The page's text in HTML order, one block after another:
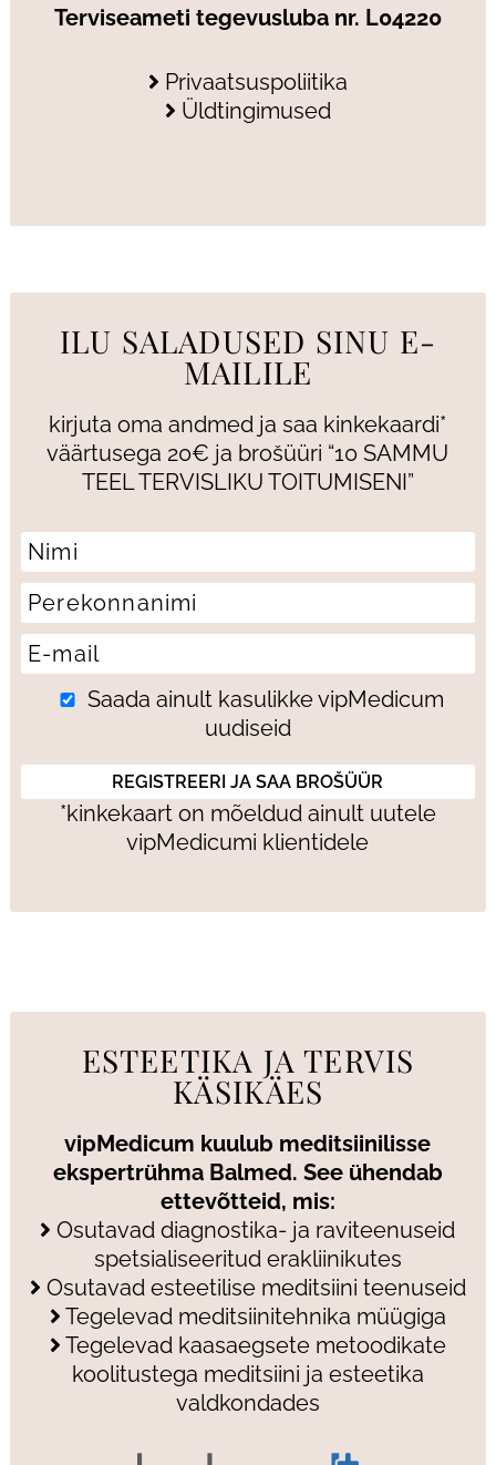
Terviseameti tegevusluba nr. L04220
Privaatsuspoliitika
Üldtingimused
ILU SALADUSED SINU E-
MAILILE
kirjuta oma andmed ja saa kinkekaardi*
väärtusega 20€ ja brošüüri “10 SAMMU
TEEL TERVISLIKU TOITUMISENI”
Saada ainult kasulikke vipMedicum
uudiseid
*kinkekaart on mõeldud ainult uutele
vipMedicumi klientidele
ESTEETIKA JA TERVIS
KÄSIKÄES
vipMedicum kuulub meditsiinilisse
ekspertrühma Balmed. See ühendab
ettevõtteid, mis:
Osutavad diagnostika- ja raviteenuseid
spetsialiseeritud erakliinikutes
Osutavad esteetilise meditsiini teenuseid
Tegelevad meditsiinitehnika müügiga
Tegelevad kaasaegsete metoodikate
koolitustega meditsiini ja esteetika
valdkondades